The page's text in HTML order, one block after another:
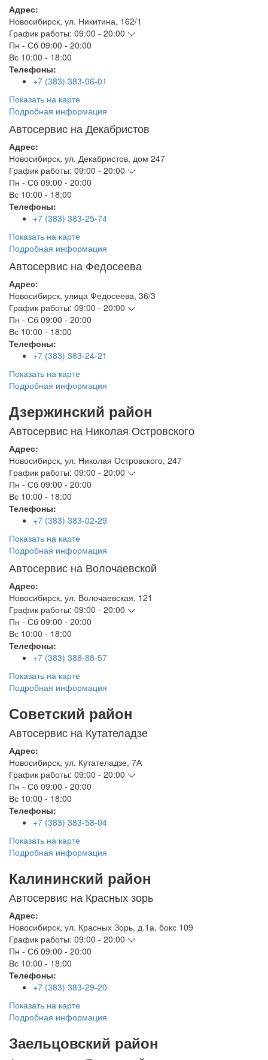
Адрес:
Новосибирск, ул. Никитина, 162/1
График работы: 09:00 - 20:00
Пн - Сб 09:00 - 20:00
Вс 10:00 - 18:00
Телефоны:
+7 (383) 383-06-01
Показать на карте
Подробная информация
Автосервис на Декабристов
Адрес:
Новосибирск, ул. Декабристов, дом 247
График работы: 09:00 - 20:00
Пн - Сб 09:00 - 20:00
Вс 10:00 - 18:00
Телефоны:
+7 (383) 383-25-74
Показать на карте
Подробная информация
Автосервис на Федосеева
Адрес:
Новосибирск, улица Федосеева, 36/3
График работы: 09:00 - 20:00
Пн - Сб 09:00 - 20:00
Вс 10:00 - 18:00
Телефоны:
+7 (383) 383-24-21
Показать на карте
Подробная информация
Дзержинский район
Автосервис на Николая Островского
Адрес:
Новосибирск, ул. Николая Островского, 247
График работы: 09:00 - 20:00
Пн - Сб 09:00 - 20:00
Вс 10:00 - 18:00
Телефоны:
+7 (383) 383-02-29
Показать на карте
Подробная информация
Автосервис на Волочаевской
Адрес:
Новосибирск, ул. Волочаевская, 121
График работы: 09:00 - 20:00
Пн - Сб 09:00 - 20:00
Вс 10:00 - 18:00
Телефоны:
+7 (383) 388-88-57
Показать на карте
Подробная информация
Советский район
Автосервис на Кутателадзе
Адрес:
Новосибирск, ул. Кутателадзе, 7А
График работы: 09:00 - 20:00
Пн - Сб 09:00 - 20:00
Вс 10:00 - 18:00
Телефоны:
+7 (383) 383-58-04
Показать на карте
Подробная информация
Калининский район
Автосервис на Красных зорь
Адрес:
Новосибирск, ул. Красных Зорь, д.1а, бокс 109
График работы: 09:00 - 20:00
Пн - Сб 09:00 - 20:00
Вс 10:00 - 18:00
Телефоны:
+7 (383) 383-29-20
Показать на карте
Подробная информация
Заельцовский район